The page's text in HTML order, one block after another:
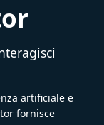
artificiale e
fornisce